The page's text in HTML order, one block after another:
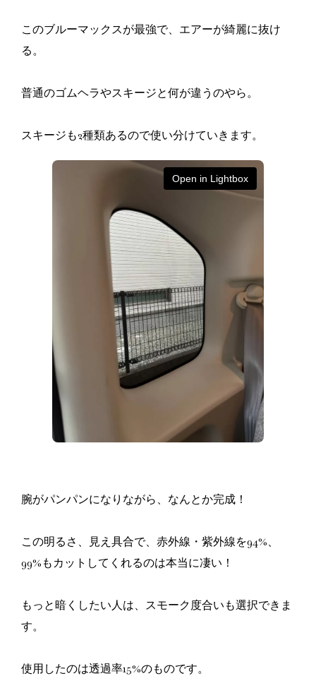
このブルーマックスが最強で、エアーが綺麗に抜け
る。
普通のゴムヘラやスキージと何が違うのやら。
スキージも2種類あるので使い分けていきます。
Open in Lightbox
腕がパンパンになりながら、なんとか完成！
この明るさ、見え具合で、赤外線・紫外線を94%、
99%もカットしてくれるのは本当に凄い！
もっと暗くしたい人は、スモーク度合いも選択できま
す。
使用したのは透過率15%のものです。